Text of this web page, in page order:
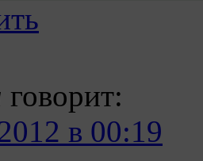
говорит:
в 00:19